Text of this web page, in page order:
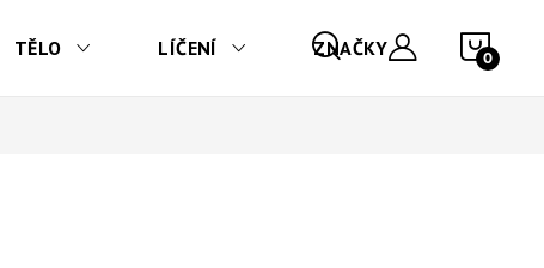
TĚLO LÍČENÍ ZNAČKY